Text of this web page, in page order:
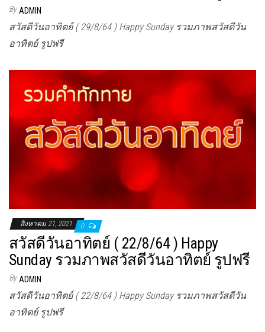
By ADMIN
สวัสดีวันอาทิตย์ ( 29/8/64 ) Happy Sunday รวมภาพสวัสดีวัน
อาทิตย์ รูปฟรี
สิงหาคม 21, 2021 0
สวัสดีวันอาทิตย์ ( 22/8/64 ) Happy
Sunday รวมภาพสวัสดีวันอาทิตย์ รูปฟรี
By ADMIN
สวัสดีวันอาทิตย์ ( 22/8/64 ) Happy Sunday รวมภาพสวัสดีวัน
อาทิตย์ รูปฟรี